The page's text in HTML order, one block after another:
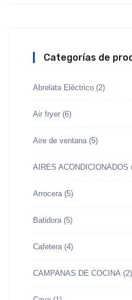
Categorías de
Abrelata Eléctrico (2)
Air fryer (6)
Aire de ventana (5)
AIRES ACONDICIONADOS
Arrocera (5)
Batidora (5)
Cafetera (4)
CAMPANAS DE COCINA (2)